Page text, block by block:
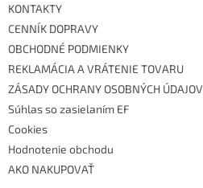
KONTAKTY
CENNÍK DOPRAVY
OBCHODNÉ PODMIENKY
REKLAMÁCIA A VRÁTENIE TOVARU
ZÁSADY OCHRANY OSOBNÝCH ÚDAJOV
Súhlas so zasielaním EF
Cookies
Hodnotenie obchodu
AKO NAKUPOVAŤ